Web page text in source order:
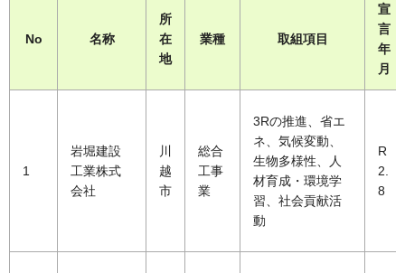
No 名称
所
在
地
業種 取組項目
宣
言
年
月
1
岩堀建設
工業株式
会社
川
越
市
総合
工事
業
3Rの推進、省エ
ネ、気候変動、
生物多様性、人
材育成・環境学
習、社会貢献活
動
R
2.
8